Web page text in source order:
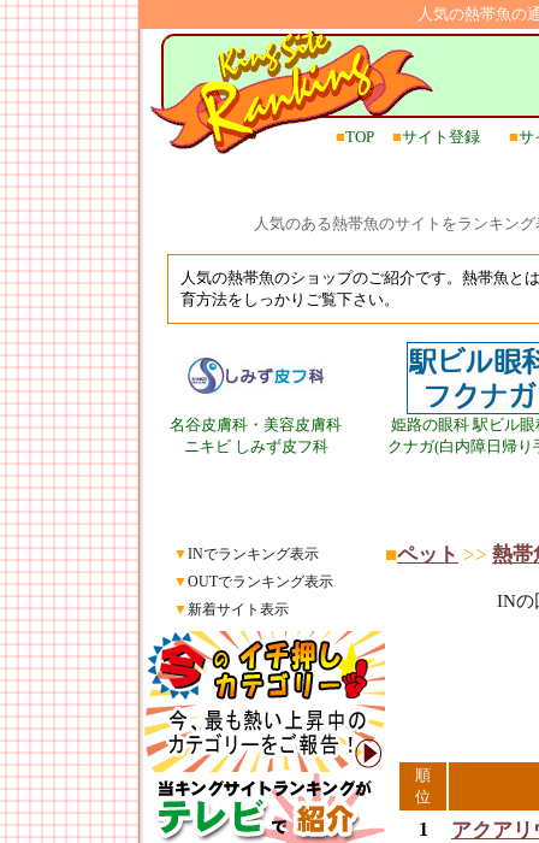
人気の熱帯魚の
■TOP ■サイト登録 ■サ
人気のある熱帯魚のサイトをランキン
人気の熱帯魚のショップのご紹介です。熱帯魚と
育方法をしっかりご覧下さい。
名谷皮膚科・美容皮膚科
ニキビ しみず皮フ科
姫路の眼科 駅ビル眼
クナガ(白内障日帰り
▼INでランキング表示
▼OUTでランキング表示
▼新着サイト表示
■ペット >> 熱帯
INの
順
位
1 アクア